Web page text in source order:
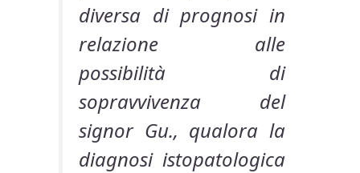
diversa di prognosi in
relazione alle
possibilità di
sopravvivenza del
signor Gu., qualora la
diagnosi istopatologica